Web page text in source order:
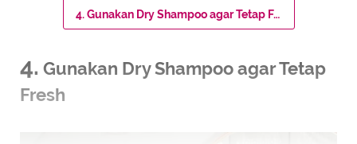
4. Gunakan Dry Shampoo agar Tetap Fresh
4. Gunakan Dry Shampoo agar Tetap
Fresh